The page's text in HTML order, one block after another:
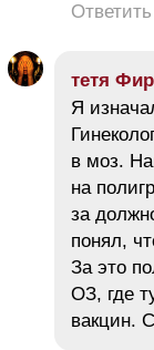
Ответить
тетя
Я
в моз.
на
за
понял,
За это
ОЗ, где
вакцин.